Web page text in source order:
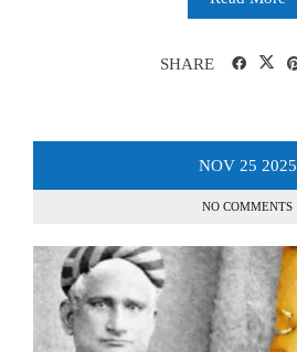
SHARE
NOV 25 2025
NO COMMENTS